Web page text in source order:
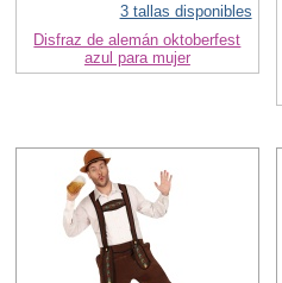
3 tallas disponibles
Disfraz de alemán oktoberfest
azul para mujer